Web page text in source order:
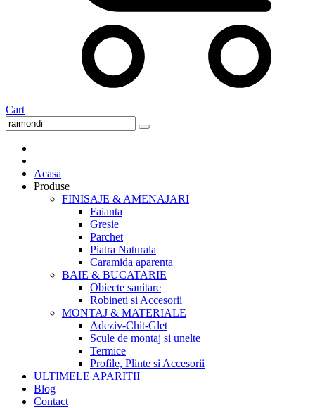
Cart
Acasa
Produse
FINISAJE & AMENAJARI
Faianta
Gresie
Parchet
Piatra Naturala
Caramida aparenta
BAIE & BUCATARIE
Obiecte sanitare
Robineti si Accesorii
MONTAJ & MATERIALE
Adeziv-Chit-Glet
Scule de montaj si unelte
Termice
Profile, Plinte si Accesorii
ULTIMELE APARITII
Blog
Contact